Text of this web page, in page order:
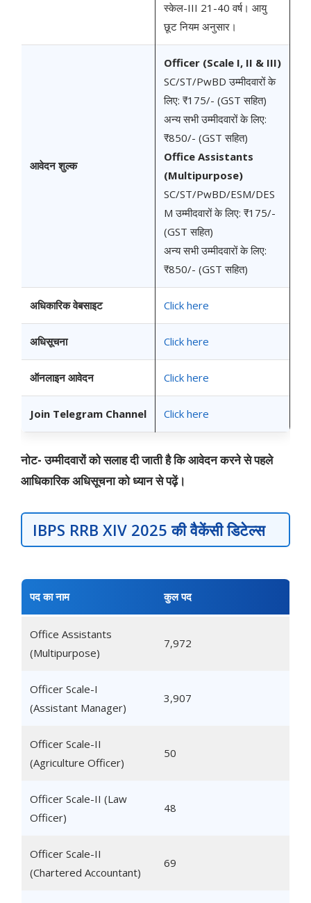
स्केल-III 21-40 वर्ष। आयु
छूट नियम अनुसार।
आवेदन शुल्क
Officer (Scale I, II & III)
SC/ST/PwBD उम्मीदवारों के
लिए: ₹175/- (GST सहित)
अन्य सभी उम्मीदवारों के लिए:
₹850/- (GST सहित)
Office Assistants
(Multipurpose)
SC/ST/PwBD/ESM/DES
M उम्मीदवारों के लिए: ₹175/-
(GST सहित)
अन्य सभी उम्मीदवारों के लिए:
₹850/- (GST सहित)
अधिकारिक वेबसाइट Click here
अधिसूचना Click here
ऑनलाइन आवेदन Click here
Join Telegram Channel Click here
नोट- उम्मीदवारों को सलाह दी जाती है कि आवेदन करने से पहले
आधिकारिक अधिसूचना को ध्यान से पढ़ें।
IBPS RRB XIV 2025 की वैकेंसी डिटेल्स
पद का नाम कुल पद
Office Assistants
(Multipurpose)
7,972
Officer Scale-I
(Assistant Manager)
3,907
Officer Scale-II
(Agriculture Officer)
50
Officer Scale-II (Law
Officer)
48
Officer Scale-II
(Chartered Accountant)
69